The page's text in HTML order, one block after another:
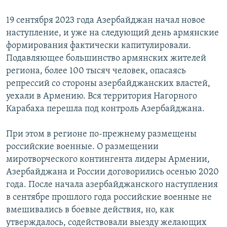
19 сентября 2023 года Азербайджан начал новое
наступление, и уже на следующий день армянские
формирования фактически капитулировали.
Подавляющее большинство армянских жителей
региона, более 100 тысяч человек, опасаясь
репрессий со стороны азербайджанских властей,
уехали в Армению. Вся территория Нагорного
Карабаха перешла под контроль Азербайджана.
При этом в регионе по-прежнему размещены
российские военные. О размещении
миротворческого контингента лидеры Армении,
Азербайджана и России договорились осенью 2020
года. После начала азербайджанского наступления
в сентябре прошлого года российские военные не
вмешивались в боевые действия, но, как
утверждалось, содействовали выезду желающих